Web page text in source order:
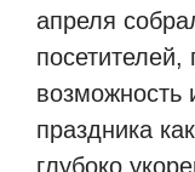
апреля
возможность
праздника
глубоко